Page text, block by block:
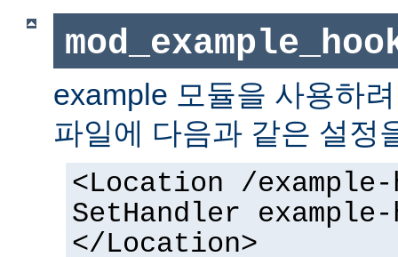
example 모듈을 사용하
파일에 다음과 같은 설정
<Location /
SetHandler
</Location>